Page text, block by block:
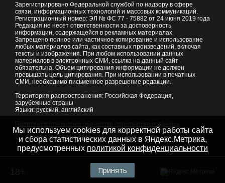
Зарегистрировано Федеральной службой по надзору в сфере
связи, информационных технологий и массовых коммуникаций.
Регистрационный номер: ЭЛ № ФС 77 - 75882 от 24 июня 2019 года
Редакция не несет ответственности за достоверность
информации, содержащейся в рекламных материалах
Запрещено полное или частичное копирование и использование
любых материалов сайта, как составных произведений, включая
тексты и изображения. При любом использовании данных
материалов в электронных СМИ, ссылка на данный сайт
обязательна. Объем цитирования информации не должен
превышать цель цитирования. При использовании в печатных
СМИ, необходимо письменное разрешение редакции.
Территория распространения: Российская Федерация,
зарубежные страны
Языки: русский, английский
© 2007 - 2026Портал Читы и Забайкальского края
Мы используем cookies для корректной работы сайта
и сбора статистических данных в Яндекс.Метрика,
предусмотренных политикой конфиденциальности
Принять